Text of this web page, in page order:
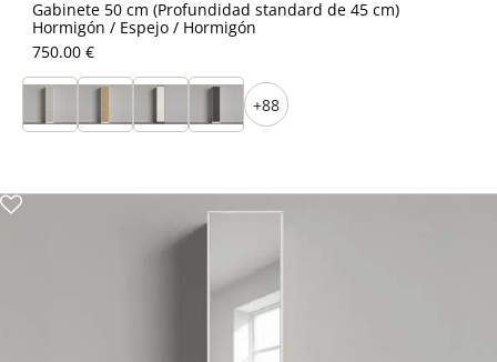
Gabinete 50 cm (Profundidad standard de 45 cm)
Hormigón / Espejo / Hormigón
750.00 €
+88